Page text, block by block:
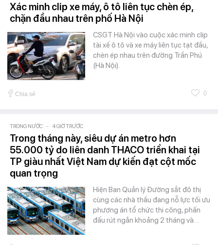
Xác minh clip xe máy, ô tô liên tục chèn ép,
chặn đầu nhau trên phố Hà Nội
CSGT Hà Nội vào cuộc xác minh clip
tài xế ô tô và xe máy liên tục tạt đầu,
chèn ép nhau trên đường Trần Phú
(Hà Nội).
Chia sẻ 0
TRONG NƯỚC - 4 GIỜ TRƯỚC
Trong tháng này, siêu dự án metro hơn
55.000 tỷ do liên danh THACO triển khai tại
TP giàu nhất Việt Nam dự kiến đạt cột mốc
quan trọng
Hiện Ban Quản lý Đường sắt đô thị
cùng các nhà thầu đang nỗ lực tối ưu
phương án tổ chức thi công, phấn
đấu rút ngắn khoảng 2 tháng và…